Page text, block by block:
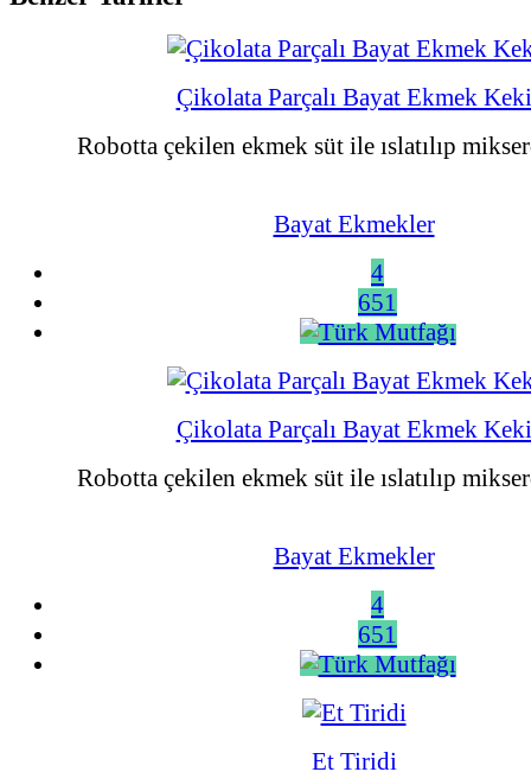
Çikolata Parçalı Bayat Ekmek Keki
Robotta çekilen ekmek süt ile ıslatılıp
Bayat Ekmekler
4
651
Çikolata Parçalı Bayat Ekmek Keki
Robotta çekilen ekmek süt ile ıslatılıp
Bayat Ekmekler
4
651
Et Tiridi